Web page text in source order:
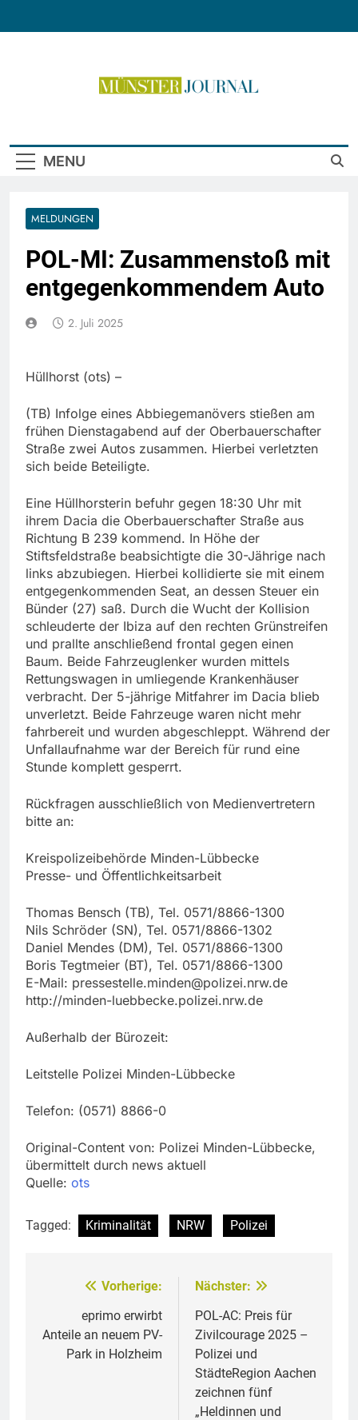
MENU
MELDUNGEN
POL-MI: Zusammenstoß mit
entgegenkommendem Auto
2. Juli 2025
Hüllhorst (ots) –
(TB) Infolge eines Abbiegemanövers stießen am
frühen Dienstagabend auf der Oberbauerschafter
Straße zwei Autos zusammen. Hierbei verletzten
sich beide Beteiligte.
Eine Hüllhorsterin befuhr gegen 18:30 Uhr mit
ihrem Dacia die Oberbauerschafter Straße aus
Richtung B 239 kommend. In Höhe der
Stiftsfeldstraße beabsichtigte die 30-Jährige nach
links abzubiegen. Hierbei kollidierte sie mit einem
entgegenkommenden Seat, an dessen Steuer ein
Bünder (27) saß. Durch die Wucht der Kollision
schleuderte der Ibiza auf den rechten Grünstreifen
und prallte anschließend frontal gegen einen
Baum. Beide Fahrzeuglenker wurden mittels
Rettungswagen in umliegende Krankenhäuser
verbracht. Der 5-jährige Mitfahrer im Dacia blieb
unverletzt. Beide Fahrzeuge waren nicht mehr
fahrbereit und wurden abgeschleppt. Während der
Unfallaufnahme war der Bereich für rund eine
Stunde komplett gesperrt.
Rückfragen ausschließlich von Medienvertretern
bitte an:
Kreispolizeibehörde Minden-Lübbecke
Presse- und Öffentlichkeitsarbeit
Thomas Bensch (TB), Tel. 0571/8866-1300
Nils Schröder (SN), Tel. 0571/8866-1302
Daniel Mendes (DM), Tel. 0571/8866-1300
Boris Tegtmeier (BT), Tel. 0571/8866-1300
E-Mail: pressestelle.minden@polizei.nrw.de
http://minden-luebbecke.polizei.nrw.de
Außerhalb der Bürozeit:
Leitstelle Polizei Minden-Lübbecke
Telefon: (0571) 8866-0
Original-Content von: Polizei Minden-Lübbecke,
übermittelt durch news aktuell
Quelle: ots
Tagged: Kriminalität NRW Polizei
Beitragsnavigation
Vorherige:
eprimo erwirbt
Anteile an neuem PV-
Park in Holzheim
Nächster:
POL-AC: Preis für
Zivilcourage 2025 –
Polizei und
StädteRegion Aachen
zeichnen fünf
„Heldinnen und